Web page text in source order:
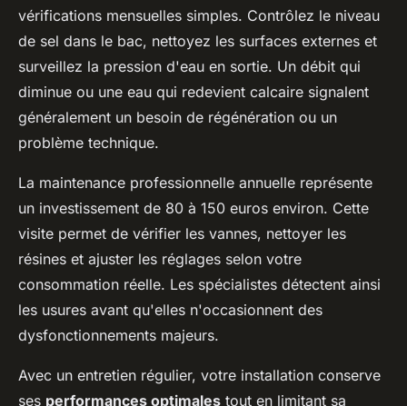
vérifications mensuelles simples. Contrôlez le niveau
de sel dans le bac, nettoyez les surfaces externes et
surveillez la pression d'eau en sortie. Un débit qui
diminue ou une eau qui redevient calcaire signalent
généralement un besoin de régénération ou un
problème technique.
La maintenance professionnelle annuelle représente
un investissement de 80 à 150 euros environ. Cette
visite permet de vérifier les vannes, nettoyer les
résines et ajuster les réglages selon votre
consommation réelle. Les spécialistes détectent ainsi
les usures avant qu'elles n'occasionnent des
dysfonctionnements majeurs.
Avec un entretien régulier, votre installation conserve
ses performances optimales tout en limitant sa